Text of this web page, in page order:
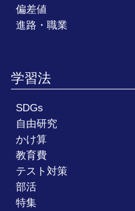
偏差値
進路・職業
学習法
SDGs
自由研究
かけ算
教育費
テスト対策
部活
特集